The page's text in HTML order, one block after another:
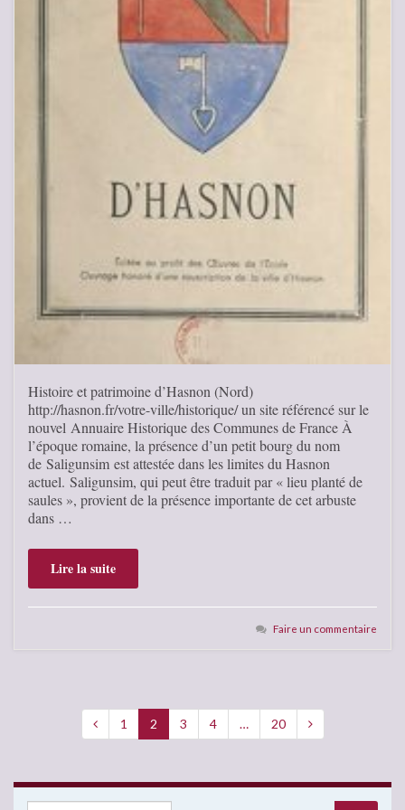
Histoire et patrimoine d’Hasnon (Nord)
http://hasnon.fr/votre-ville/historique/ un site référencé sur le
nouvel Annuaire Historique des Communes de France À
l’époque romaine, la présence d’un petit bourg du nom
de Saligunsim est attestée dans les limites du Hasnon
actuel. Saligunsim, qui peut être traduit par « lieu planté de
saules », provient de la présence importante de cet arbuste
dans …
Lire la suite
Faire un commentaire
1 2 3 4 … 20